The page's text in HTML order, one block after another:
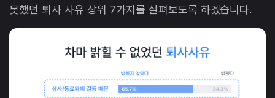
못했던 퇴사 사유 상위 7가지를 살펴보도록 하겠습니다.